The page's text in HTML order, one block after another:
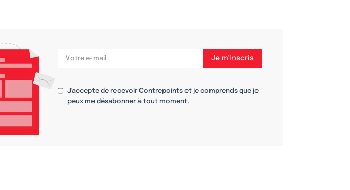
J'accepte de recevoir Contrepoints et je comprends que je
peux me désabonner à tout moment.